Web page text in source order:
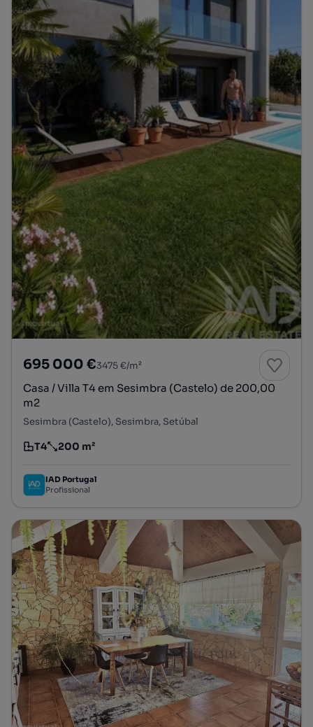
695 000 €3475 €/m²
Casa / Villa T4 em Sesimbra (Castelo) de 200,00
m2
Sesimbra (Castelo), Sesimbra, Setúbal
Tipologia
T4
Preço por metro quadrado
200 m²
IAD Portugal
Profissional